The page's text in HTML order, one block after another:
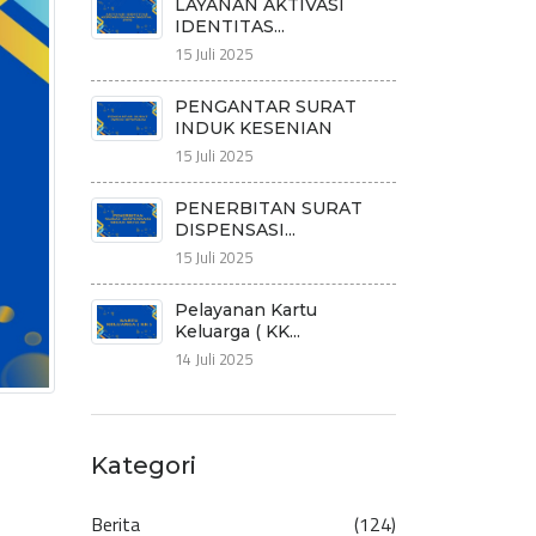
LAYANAN AKTIVASI
IDENTITAS...
15 Juli 2025
PENGANTAR SURAT
INDUK KESENIAN
15 Juli 2025
PENERBITAN SURAT
DISPENSASI...
15 Juli 2025
Pelayanan Kartu
Keluarga ( KK...
14 Juli 2025
Kategori
Berita (124)